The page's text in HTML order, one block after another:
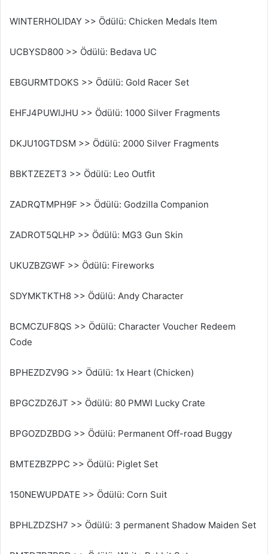
WINTERHOLIDAY >> Ödülü: Chicken Medals Item
UCBYSD800 >> Ödülü: Bedava UC
EBGURMTDOKS >> Ödülü: Gold Racer Set
EHFJ4PUWIJHU >> Ödülü: 1000 Silver Fragments
DKJU10GTDSM >> Ödülü: 2000 Silver Fragments
BBKTZEZET3 >> Ödülü: Leo Outfit
ZADRQTMPH9F >> Ödülü: Godzilla Companion
ZADROT5QLHP >> Ödülü: MG3 Gun Skin
UKUZBZGWF >> Ödülü: Fireworks
SDYMKTKTH8 >> Ödülü: Andy Character
BCMCZUF8QS >> Ödülü: Character Voucher Redeem
Code
BPHEZDZV9G >> Ödülü: 1x Heart (Chicken)
BPGCZDZ6JT >> Ödülü: 80 PMWI Lucky Crate
BPGOZDZBDG >> Ödülü: Permanent Off-road Buggy
BMTEZBZPPC >> Ödülü: Piglet Set
150NEWUPDATE >> Ödülü: Corn Suit
BPHLZDZSH7 >> Ödülü: 3 permanent Shadow Maiden Set